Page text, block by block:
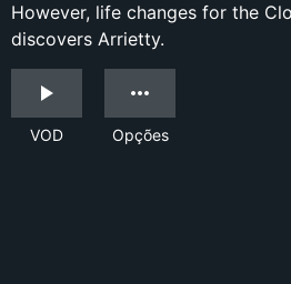
However, life changes for the
discovers Arrietty.
VOD Opções